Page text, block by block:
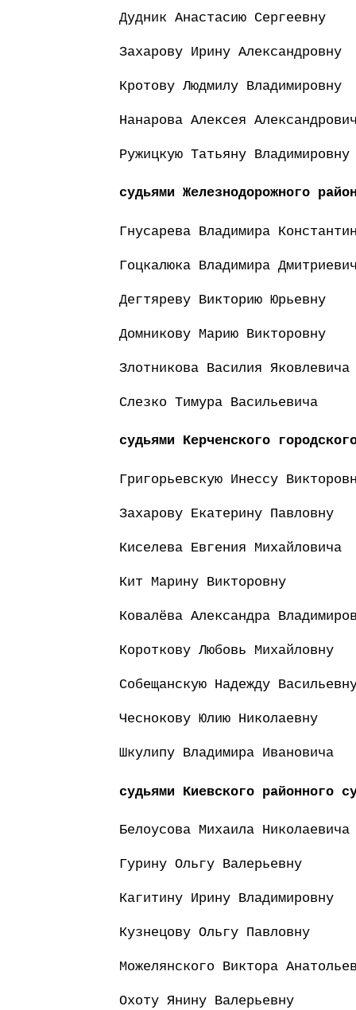
Дудник Анастасию Сергеевну
Захарову Ирину Александровну
Кротову Людмилу Владимировну
Нанарова Алексея
Ружицкую Татьяну Владимировну
судьями Железнодорожного
Гнусарева Владимира
Гоцкалюка Владимира
Дегтяреву Викторию Юрьевну
Домникову Марию Викторовну
Злотникова Василия Яковлевича
Слезко Тимура Васильевича
судьями Керченского
Григорьевскую Инессу
Захарову Екатерину Павловну
Киселева Евгения Михайловича
Кит Марину Викторовну
Ковалёва Александра
Короткову Любовь Михайловну
Собещанскую Надежду
Чеснокову Юлию Николаевну
Шкулипу Владимира Ивановича
судьями Киевского районного
Белоусова Михаила Николаевича
Гурину Ольгу Валерьевну
Кагитину Ирину Владимировну
Кузнецову Ольгу Павловну
Можелянского Виктора
Охоту Янину Валерьевну